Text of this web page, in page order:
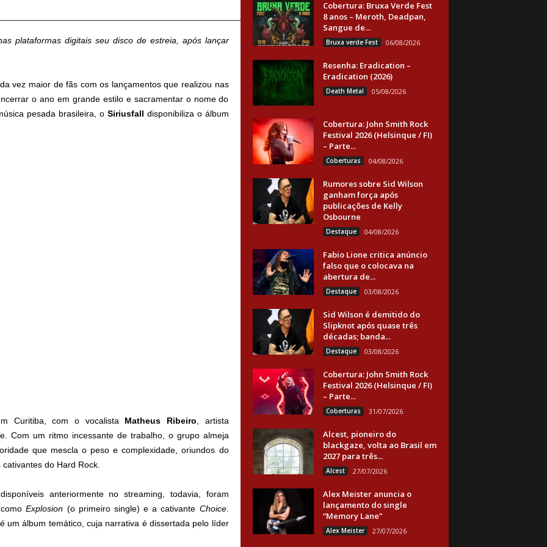
plataformas digitais seu disco de estreia, após lançar
vez maior de fãs com os lançamentos que realizou nas
o ano em grande estilo e sacramentar o nome do
pesada brasileira, o Siriusfall disponibiliza o álbum
Curitiba, com o vocalista Matheus Ribeiro , artista
Com um ritmo incessante de trabalho, o grupo almeja
que mescla o peso e complexidade, oriundos do
do Hard Rock.
anteriormente no streaming, todavia, foram
comoExplosion (o primeiro single) e a cativante Choice.
um álbum temático, cuja narrativa é dissertada pelo líder
Cobertura: Bruxa Verde Fest
8 anos – Meroth, Deadpan,
Sangue de...
Bruxa verde Fest 06/08/2026
Resenha: Eradication –
Eradication (2026)
Death Metal 05/08/2026
Cobertura: John Smith Rock
Festival 2026 (Helsinque / FI)
– Parte...
Coberturas 04/08/2026
Rumores sobre Sid Wilson
ganham força após
publicações de Kelly
Osbourne
Destaque 04/08/2026
Fabio Lione critica anúncio
falso que o colocava na
abertura de...
Destaque 03/08/2026
Sid Wilson é demitido do
Slipknot após quase três
décadas; banda...
Destaque 03/08/2026
Cobertura: John Smith Rock
Festival 2026 (Helsinque / FI)
– Parte...
Coberturas 31/07/2026
Alcest, pioneiro do
blackgaze, volta ao Brasil em
2027 para três...
Alcest 27/07/2026
Alex Meister anuncia o
lançamento do single
“Memory Lane”
Alex Meister 27/07/2026